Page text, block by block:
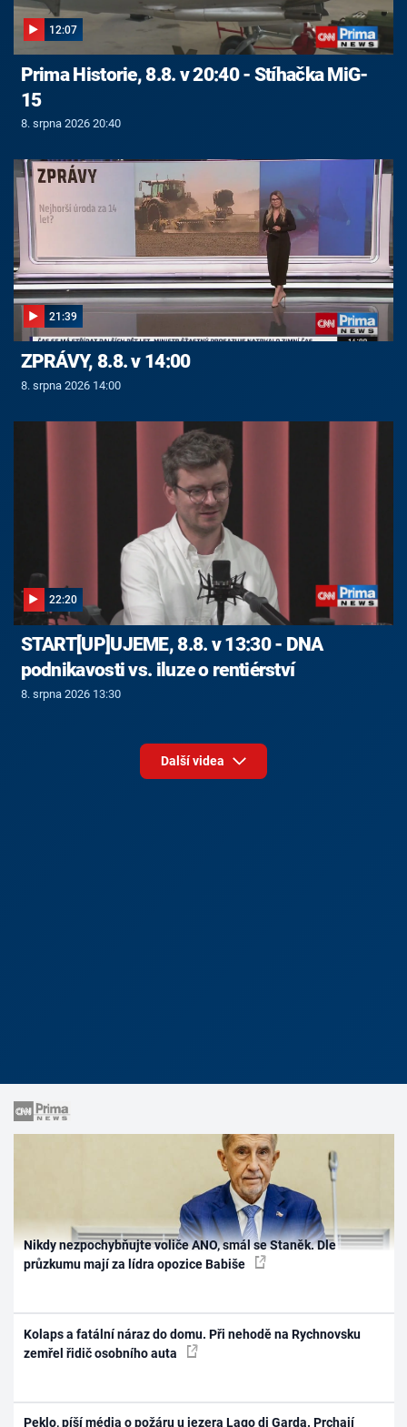
12:07
Prima Historie, 8.8. v 20:40 - Stíhačka MiG-
15
8. srpna 2026 20:40
21:39
ZPRÁVY, 8.8. v 14:00
8. srpna 2026 14:00
22:20
START[UP]UJEME, 8.8. v 13:30 - DNA
podnikavosti vs. iluze o rentiérství
8. srpna 2026 13:30
Další videa
Nikdy nezpochybňujte voliče ANO, smál se Staněk. Dle
průzkumu mají za lídra opozice Babiše
Kolaps a fatální náraz do domu. Při nehodě na Rychnovsku
zemřel řidič osobního auta
Peklo, píší média o požáru u jezera Lago di Garda. Prchají